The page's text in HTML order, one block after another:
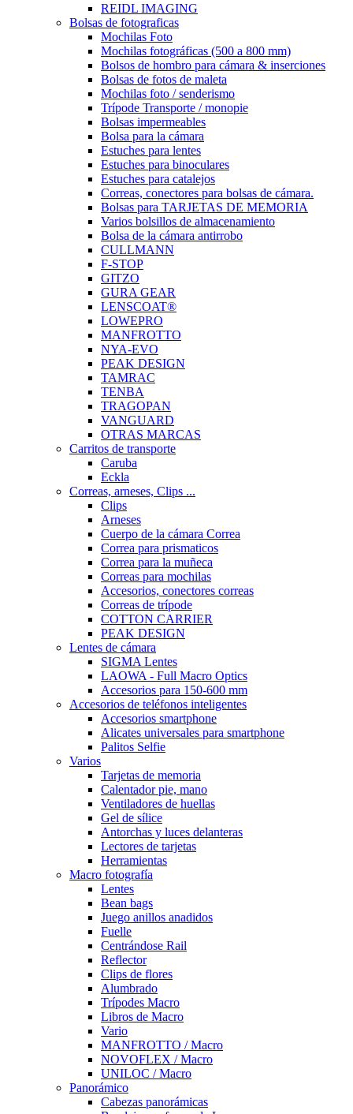
REIDL IMAGING
Bolsas de fotograficas
Mochilas Foto
Mochilas fotográficas (500 a 800 mm)
Bolsos de hombro para cámara & inserciones
Bolsas de fotos de maleta
Mochilas foto / senderismo
Trípode Transporte / monopie
Bolsas impermeables
Bolsa para la cámara
Estuches para lentes
Estuches para binoculares
Estuches para catalejos
Correas, conectores para bolsas de cámara.
Bolsas para TARJETAS DE MEMORIA
Varios bolsillos de almacenamiento
Bolsa de la cámara antirrobo
CULLMANN
F-STOP
GITZO
GURA GEAR
LENSCOAT®
LOWEPRO
MANFROTTO
NYA-EVO
PEAK DESIGN
TAMRAC
TENBA
TRAGOPAN
VANGUARD
OTRAS MARCAS
Carritos de transporte
Caruba
Eckla
Correas, arneses, Clips ...
Clips
Arneses
Cuerpo de la cámara Correa
Correa para prismaticos
Correa para la muñeca
Correas para mochilas
Accesorios, conectores correas
Correas de trípode
COTTON CARRIER
PEAK DESIGN
Lentes de cámara
SIGMA Lentes
LAOWA - Full Macro Optics
Accesorios para 150-600 mm
Accesorios de teléfonos inteligentes
Accesorios smartphone
Alicates universales para smartphone
Palitos Selfie
Varios
Tarjetas de memoria
Calentador pie, mano
Ventiladores de huellas
Gel de sílice
Antorchas y luces delanteras
Lectores de tarjetas
Herramientas
Macro fotografía
Lentes
Bean bags
Juego anillos anadidos
Fuelle
Centrándose Rail
Reflector
Clips de flores
Alumbrado
Trípodes Macro
Libros de Macro
Vario
MANFROTTO / Macro
NOVOFLEX / Macro
UNILOC / Macro
Panorámico
Cabezas panorámicas